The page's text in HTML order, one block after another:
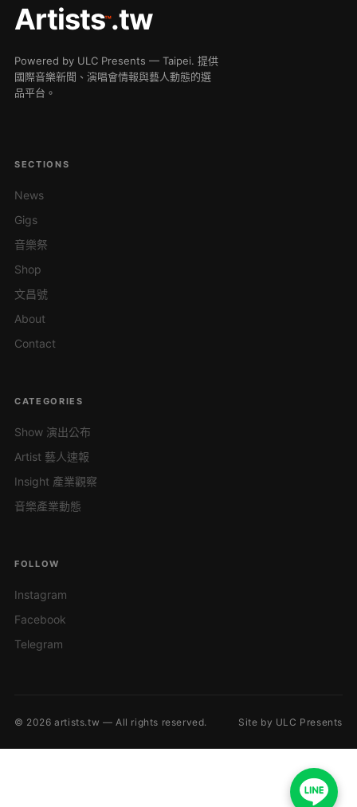
Artists™.tw
Powered by ULC Presents — Taipei. 提供
國際音樂新聞、演唱會情報與藝人動態的選
品平台。
SECTIONS
News
Gigs
音樂祭
Shop
文昌號
About
Contact
CATEGORIES
Show 演出公布
Artist 藝人速報
Insight 產業觀察
音樂產業動態
FOLLOW
Instagram
Facebook
Telegram
© 2026 artists.tw — All rights reserved. Site by ULC Presents